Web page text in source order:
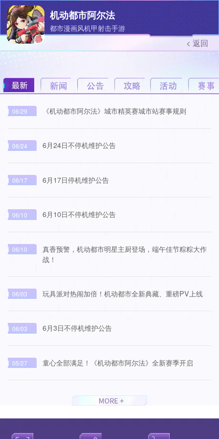
机动都市阿尔法
都市漫画风机甲射击手游
< 返回
06/29 《机动都市阿尔法》城市精英赛城市站赛事规则
06/24 6月24日不停机维护公告
06/17 6月17日停机维护公告
06/10 6月10日不停机维护公告
06/10
真香预警，机动都市明星主厨登场，端午佳节粽粽大作
战！
06/03 玩具派对热闹加倍！机动都市全新典藏、重磅PV上线
06/03 6月3日不停机维护公告
05/27 童心全部满足！《机动都市阿尔法》全新赛季开启